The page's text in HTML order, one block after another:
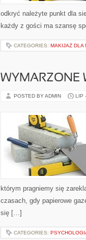
odkryć należyte punkt dla
każdy z gości ma szansę
CATEGORIES: MAKIJAŻ DLA
WYMARZONE
POSTED BY ADMIN LIP
którym pragniemy się
czasach, gdy papierowe
się […]
CATEGORIES: